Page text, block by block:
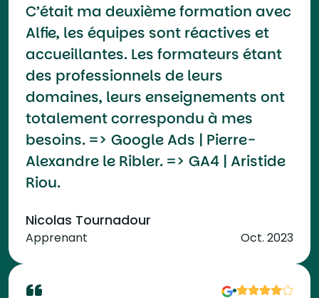
C’était ma deuxième formation avec
Alfie, les équipes sont réactives et
accueillantes. Les formateurs étant
des professionnels de leurs
domaines, leurs enseignements ont
totalement correspondu à mes
besoins. => Google Ads | Pierre-
Alexandre le Ribler. => GA4 | Aristide
Riou.
Nicolas Tournadour
Apprenant Oct. 2023